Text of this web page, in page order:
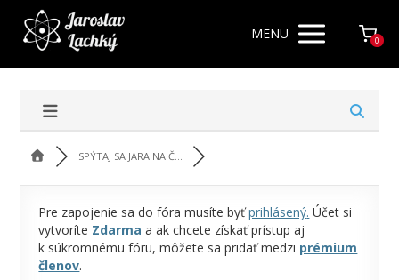
MENU 0
SPÝTAJ SA JARA NA Č...
Pre zapojenie sa do fóra musíte byťprihlásený. Účet si
vytvoríte Zdarma a ak chcete získať prístup aj
k súkromnému fóru, môžete sa pridať medzi prémium
členov.